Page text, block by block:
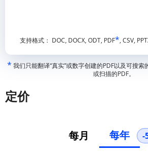
支持格式： DOC, DOCX, ODT, PDF*, CSV,
* 我们只能翻译“真实”或数字创建的PDF以及可搜索
或扫描的PDF。
定价
每月 每年 -